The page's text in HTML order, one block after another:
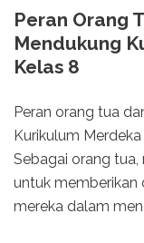
Peran Orang
Mendukung
Kelas 8
Peran orang tua
Kurikulum
Sebagai orang
untuk memberikan
mereka dalam